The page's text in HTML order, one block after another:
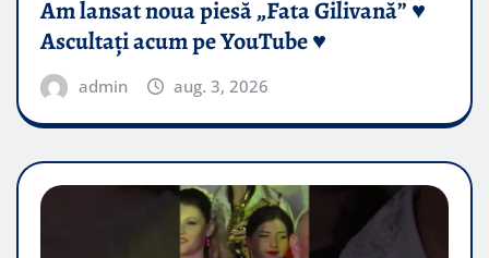
Am lansat noua piesă „Fata Gilivană” ♥️
Ascultați acum pe YouTube ♥️
admin aug. 3, 2026